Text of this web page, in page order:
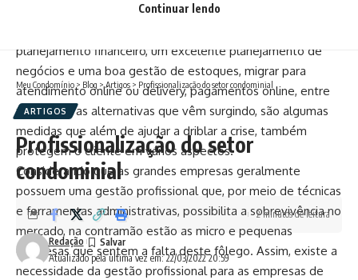
Os profissionais de Administração devem se adequar ao
planejamento financeiro, um excelente planejamento de
negócios e uma boa gestão de estoques, migrar para
atendimento online ou delivery, pagamentos online, entre
tantas outras alternativas que vêm surgindo, são algumas
medidas que além de ajudar a driblar a crise, também
protegem o cliente em vários aspectos.
Considerando que as grandes empresas geralmente
possuem uma gestão profissional que, por meio de técnicas
e ferramentas administrativas, possibilita a sobrevivência no
mercado, na contramão estão as micro e pequenas
empresas que sentem a falta deste fôlego. Assim, existe a
necessidade da gestão profissional para as empresas de
Continuar lendo
Meu Condomínio > Blog >Artigos > Profissionalização do setor condominial
ARTIGOS
Profissionalização do setor
condominial
Atualizado pela última vez em: 22/03/2022 20:59
Redação
2 minutos de leitura